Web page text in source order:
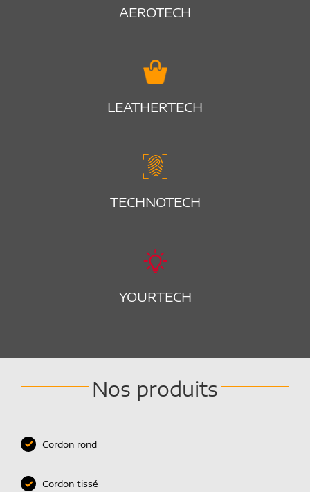
AEROTECH
LEATHERTECH
TECHNOTECH
YOURTECH
Nos produits
Cordon rond
Cordon tissé